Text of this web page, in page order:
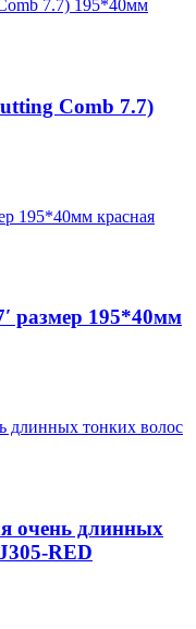
Comb 7.7)
размер 195*40мм
очень длинных
RED